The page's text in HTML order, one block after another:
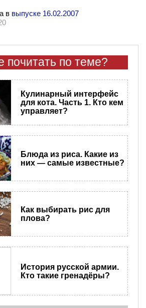
в выпуске 16.02.2007
почитать по теме?
Кулинарный интерфейс
для кота. Часть 1. Кто кем
управляет?
Блюда из риса. Какие из
них — самые известные?
Как выбирать рис для
плова?
История русской армии.
Кто такие гренадёры?